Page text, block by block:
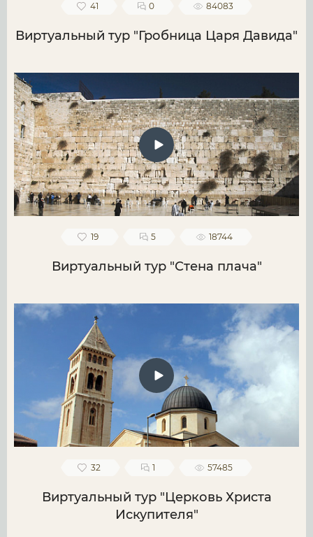
41 0 84083
Виртуальный тур "Гробница Царя Давида"
19 5 18744
Виртуальный тур "Стена плача"
32 1 57485
Виртуальный тур "Церковь Христа
Искупителя"